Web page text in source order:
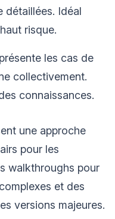
détaillées. Idéal
risque.
les cas de
collectivement.
connaissances.
une approche
pour les
walkthroughs pour
et des
versions majeures.